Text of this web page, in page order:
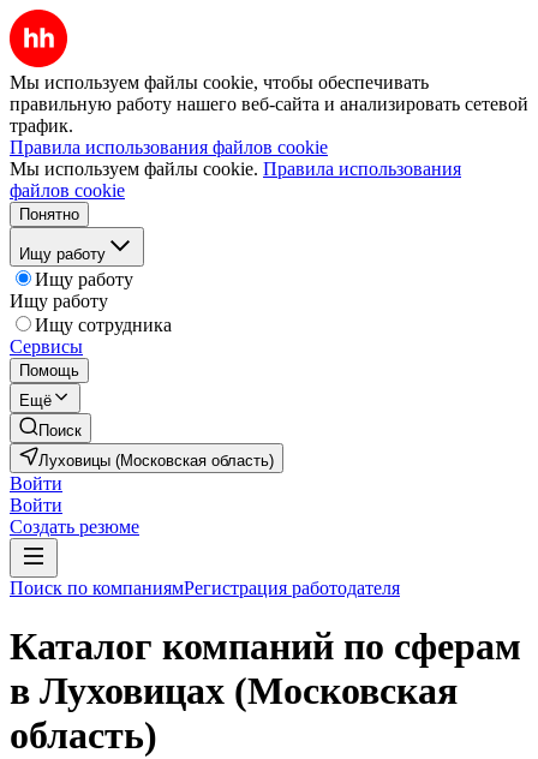
Мы используем файлы cookie, чтобы обеспечивать
правильную работу нашего веб-сайта и анализировать сетевой
трафик.
Правила использования файлов cookie
Мы используем файлы cookie. Правила использования
файлов cookie
Понятно
Ищу работу
Ищу работу
Ищу работу
Ищу сотрудника
Сервисы
Помощь
Ещё
Поиск
Луховицы (Московская область)
Войти
Войти
Создать резюме
Поиск по компаниямРегистрация работодателя
Каталог компаний по сферам
в Луховицах (Московская
область)